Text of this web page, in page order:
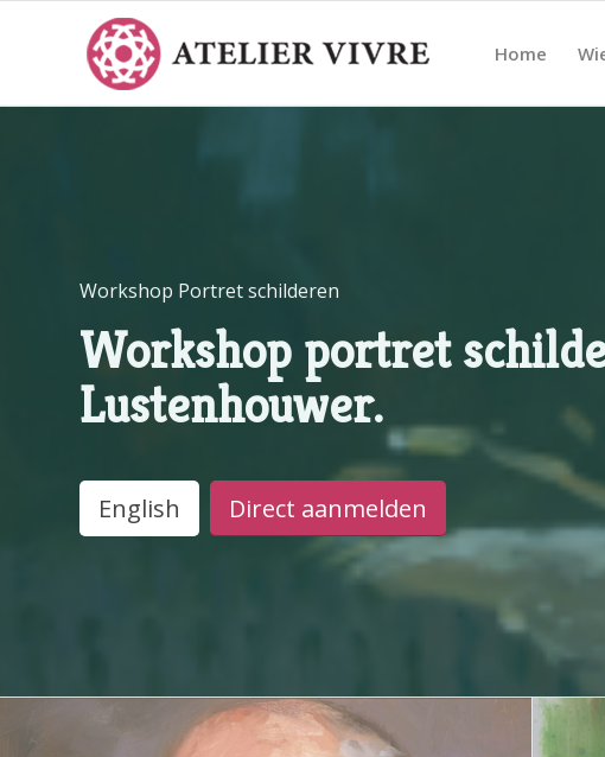
Home
Workshop Portret schilderen
Workshop portret
Lustenhouwer.
English Direct aanmelden